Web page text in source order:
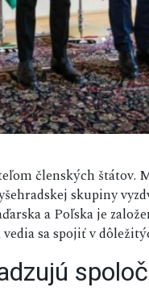
členských štátov.
skupiny
a Poľska je
sa spojiť v